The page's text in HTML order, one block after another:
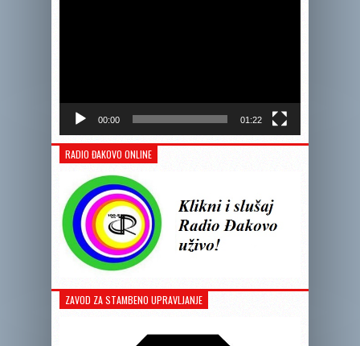
00:00 01:22
RADIO ĐAKOVO ONLINE
ZAVOD ZA STAMBENO UPRAVLJANJE